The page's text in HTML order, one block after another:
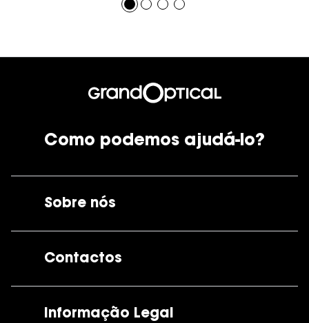
Como podemos ajudá-lo?
Sobre nós
Contactos
Informação Legal